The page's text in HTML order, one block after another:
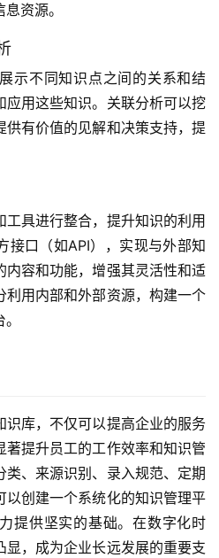
资源。
示不同知识点之间的关系和结
应用这些知识。关联分析可以挖
有价值的见解和决策支持，提
具进行整合，提升知识的利用
接口（如API），实现与外部知
内容和功能，增强其灵活性和适
利用内部和外部资源，构建一个
识库，不仅可以提高企业的服务
著提升员工的工作效率和知识管
、来源识别、录入规范、定期
以创建一个系统化的知识管理平
提供坚实的基础。在数字化时
，成为企业长远发展的重要支